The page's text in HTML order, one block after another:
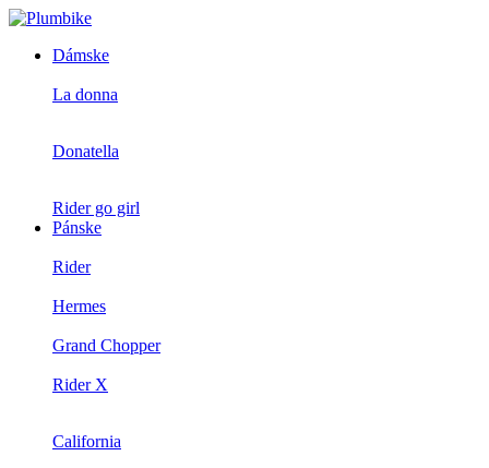
Dámske
La donna
Donatella
Rider go girl
Pánske
Rider
Hermes
Grand Chopper
Rider X
California